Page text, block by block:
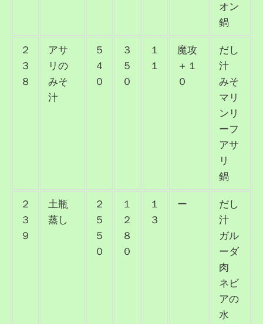
オン
鍋
２
３
８
アサ
リの
みそ
汁
５
４
０
３
５
０
１
１
魔攻
＋１
０
だし
汁
みそ
マリ
ンリ
ーフ
アサ
リ
鍋
２
３
９
土瓶
蒸し
２
５
５
０
１
２
８
０
１
３
ー
だし
汁
ガル
ーダ
肉
ネビ
アの
水